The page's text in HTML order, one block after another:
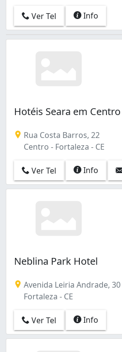
Ver Tel Info
Hotéis Seara em Centro
Rua Costa Barros, 22
Centro - Fortaleza - CE
Ver Tel Info
Neblina Park Hotel
Avenida Leiria Andrade, 30
Fortaleza - CE
Ver Tel Info